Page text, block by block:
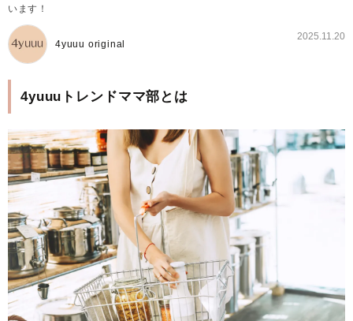
います！
4yuuu original
2025.11.20
4yuuuトレンドママ部とは